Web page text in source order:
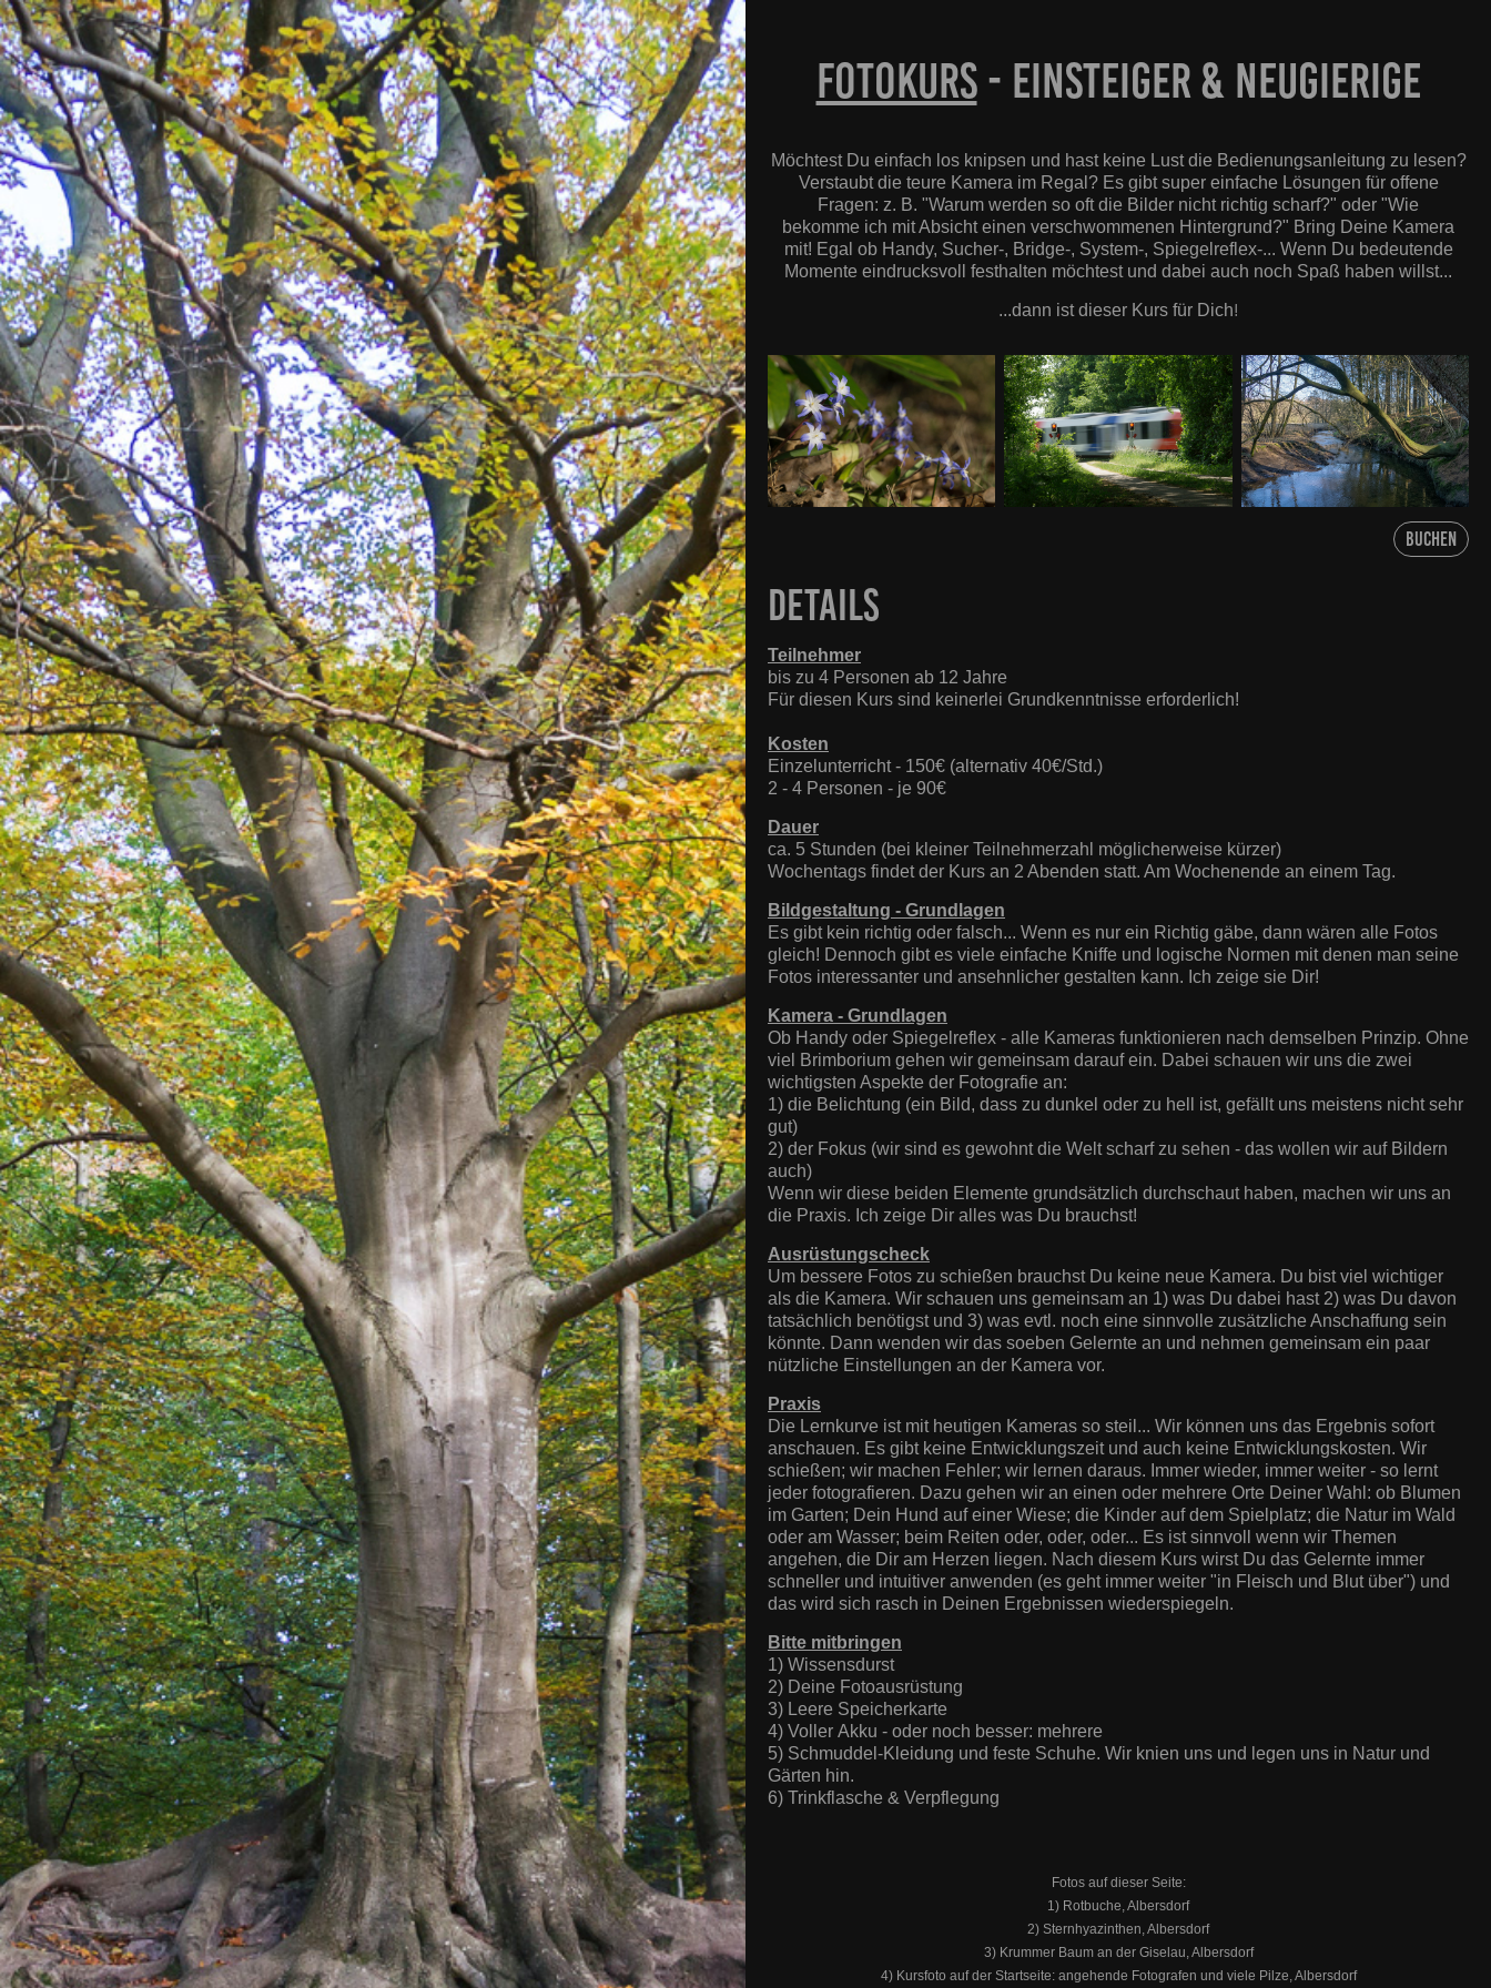
FOTOkurs- EINSTEIGER & NEUGIERIGE
Möchtest Du einfach los knipsen und hast keine Lust die Bedienungsanleitung zu lesen?
Verstaubt die teure Kamera im Regal? Es gibt super einfache Lösungen für offene
Fragen: z. B. "Warum werden so oft die Bilder nicht richtig scharf?" oder "Wie
bekomme ich mit Absicht einen verschwommenen Hintergrund?" Bring Deine Kamera
mit! Egal ob Handy, Sucher-, Bridge-, System-, Spiegelreflex-... Wenn Du bedeutende
Momente eindrucksvoll festhalten möchtest und dabei auch noch Spaß haben willst...
...dann ist dieser Kurs für Dich!
Buchen
Details
Teilnehmer
bis zu 4 Personen ab 12 Jahre
Für diesen Kurs sind keinerlei Grundkenntnisse erforderlich!
Kosten
Einzelunterricht - 150€ (alternativ 40€/Std.)
2 - 4 Personen - je 90€
Dauer
ca. 5 Stunden (bei kleiner Teilnehmerzahl möglicherweise kürzer)
Wochentags findet der Kurs an 2 Abenden statt. Am Wochenende an einem Tag.
Bildgestaltung - Grundlagen
Es gibt kein richtig oder falsch... Wenn es nur ein Richtig gäbe, dann wären alle Fotos
gleich! Dennoch gibt es viele einfache Kniffe und logische Normen mit denen man seine
Fotos interessanter und ansehnlicher gestalten kann. Ich zeige sie Dir!
Kamera - Grundlagen
Ob Handy oder Spiegelreflex - alle Kameras funktionieren nach demselben Prinzip. Ohne
viel Brimborium gehen wir gemeinsam darauf ein. Dabei schauen wir uns die zwei
wichtigsten Aspekte der Fotografie an:
1) die Belichtung (ein Bild, dass zu dunkel oder zu hell ist, gefällt uns meistens nicht sehr
gut)
2) der Fokus (wir sind es gewohnt die Welt scharf zu sehen - das wollen wir auf Bildern
auch)
Wenn wir diese beiden Elemente grundsätzlich durchschaut haben, machen wir uns an
die Praxis. Ich zeige Dir alles was Du brauchst!
Ausrüstungscheck
Um bessere Fotos zu schießen brauchst Du keine neue Kamera. Du bist viel wichtiger
als die Kamera. Wir schauen uns gemeinsam an 1) was Du dabei hast 2) was Du davon
tatsächlich benötigst und 3) was evtl. noch eine sinnvolle zusätzliche Anschaffung sein
könnte. Dann wenden wir das soeben Gelernte an und nehmen gemeinsam ein paar
nützliche Einstellungen an der Kamera vor.
Praxis
Die Lernkurve ist mit heutigen Kameras so steil... Wir können uns das Ergebnis sofort
anschauen. Es gibt keine Entwicklungszeit und auch keine Entwicklungskosten. Wir
schießen; wir machen Fehler; wir lernen daraus. Immer wieder, immer weiter - so lernt
jeder fotografieren. Dazu gehen wir an einen oder mehrere Orte Deiner Wahl: ob Blumen
im Garten; Dein Hund auf einer Wiese; die Kinder auf dem Spielplatz; die Natur im Wald
oder am Wasser; beim Reiten oder, oder, oder... Es ist sinnvoll wenn wir Themen
angehen, die Dir am Herzen liegen. Nach diesem Kurs wirst Du das Gelernte immer
schneller und intuitiver anwenden (es geht immer weiter "in Fleisch und Blut über") und
das wird sich rasch in Deinen Ergebnissen wiederspiegeln.
Bitte mitbringen
1) Wissensdurst
2) Deine Fotoausrüstung
3) Leere Speicherkarte
4) Voller Akku - oder noch besser: mehrere
5) Schmuddel-Kleidung und feste Schuhe. Wir knien uns und legen uns in Natur und
Gärten hin.
6) Trinkflasche & Verpflegung
Fotos auf dieser Seite:
1) Rotbuche, Albersdorf
2) Sternhyazinthen, Albersdorf
3) Krummer Baum an der Giselau, Albersdorf
4) Kursfoto auf der Startseite: angehende Fotografen und viele Pilze, Albersdorf